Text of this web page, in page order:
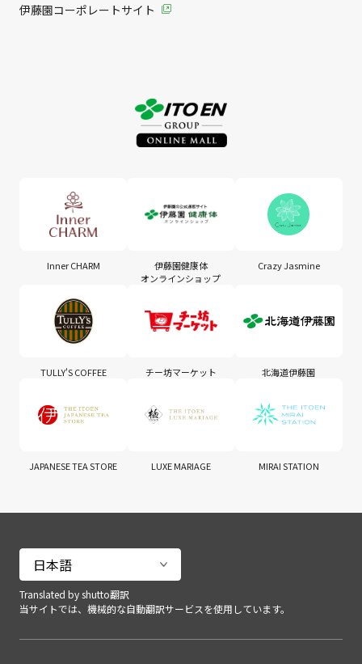
伊藤園コーポレートサイト
Translated by shutto翻訳
当サイトでは、機械的な自動翻訳サービスを使用しています。
Inner CHARM
伊藤園健康体
オンラインショップ
Crazy Jasmine
TULLY'S COFFEE チー坊マーケット 北海道伊藤園
JAPANESE TEA STORE LUXE MARIAGE MIRAI STATION